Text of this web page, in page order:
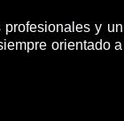
y
orientado